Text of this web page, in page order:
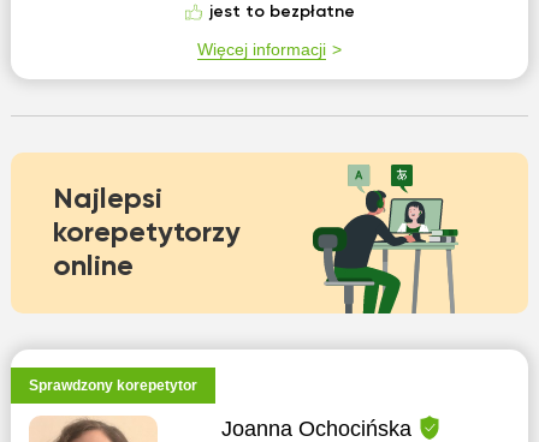
jest to bezpłatne
Więcej informacji
Najlepsi
korepetytorzy
online
Sprawdzony korepetytor
Joanna Ochocińska